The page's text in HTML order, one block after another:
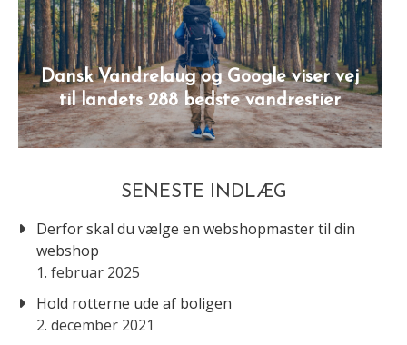
Dansk Vandrelaug og Google viser vej
til landets 288 bedste vandrestier
SENESTE INDLÆG
Derfor skal du vælge en webshopmaster til din
webshop
1. februar 2025
Hold rotterne ude af boligen
2. december 2021